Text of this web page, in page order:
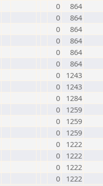
0
864
0
864
0
864
0
864
0
864
0
864
0
1243
0
1243
0
1284
0
1259
0
1259
0
1259
0
1222
0
1222
0
1222
0 1222